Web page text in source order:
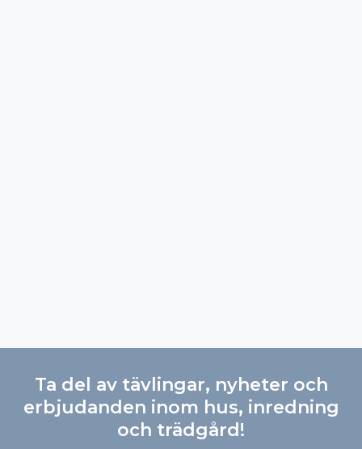
Ta del av tävlingar, nyheter och
erbjudanden inom hus, inredning
och trädgård!